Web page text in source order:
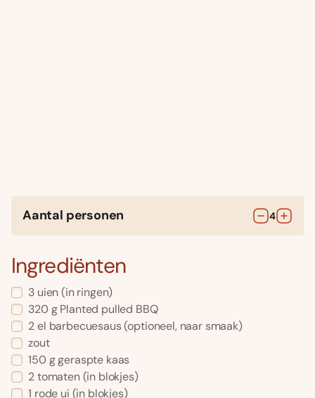
Aantal personen 4
Ingrediënten
3 uien(in ringen)
320 g Planted pulled BBQ
2el barbecuesaus(optioneel, naar smaak)
zout
150 ggeraspte kaas
2tomaten(in blokjes)
1 rode ui (in blokjes)